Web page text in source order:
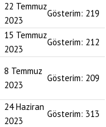
22 Temmuz
2023
Gösterim: 219
15 Temmuz
2023
Gösterim: 212
8 Temmuz
2023
Gösterim: 209
24 Haziran
2023
Gösterim: 313